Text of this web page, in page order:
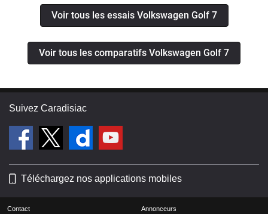
Voir tous les essais Volkswagen Golf 7
Voir tous les comparatifs Volkswagen Golf 7
Suivez Caradisiac
Téléchargez nos applications mobiles
Contact Annonceurs